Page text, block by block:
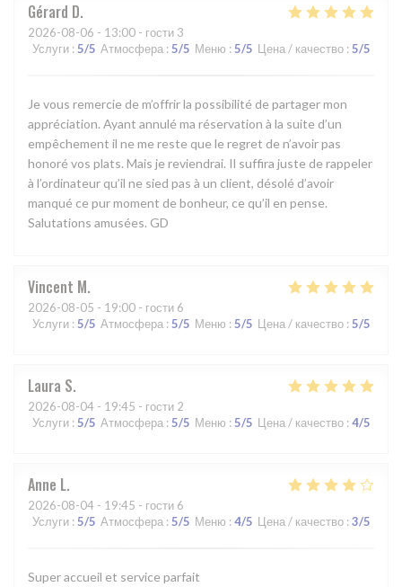
Gérard D
2026-08-06 - 13:00 - гости 3
Услуги : 5/5 Атмосфера : 5/5 Меню : 5/5 Цена / качество : 5/5
Je vous remercie de m’offrir la possibilité de partager mon
appréciation. Ayant annulé ma réservation à la suite d’un
empêchement il ne me reste que le regret de n’avoir pas
honoré vos plats. Mais je reviendrai. Il suffira juste de rappeler
à l’ordinateur qu’il ne sied pas à un client, désolé d’avoir
manqué ce pur moment de bonheur, ce qu’il en pense.
Salutations amusées. GD
Vincent M
2026-08-05 - 19:00 - гости 6
Услуги : 5/5 Атмосфера : 5/5 Меню : 5/5 Цена / качество : 5/5
Laura S
2026-08-04 - 19:45 - гости 2
Услуги : 5/5 Атмосфера : 5/5 Меню : 5/5 Цена / качество : 4/5
Anne L
2026-08-04 - 19:45 - гости 6
Услуги : 5/5 Атмосфера : 5/5 Меню : 4/5 Цена / качество : 3/5
Super accueil et service parfait